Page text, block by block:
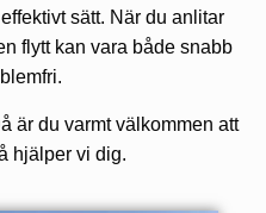
sätt. När du anlitar
flytt kan vara både snabb
är du varmt välkommen att
hjälper vi dig.